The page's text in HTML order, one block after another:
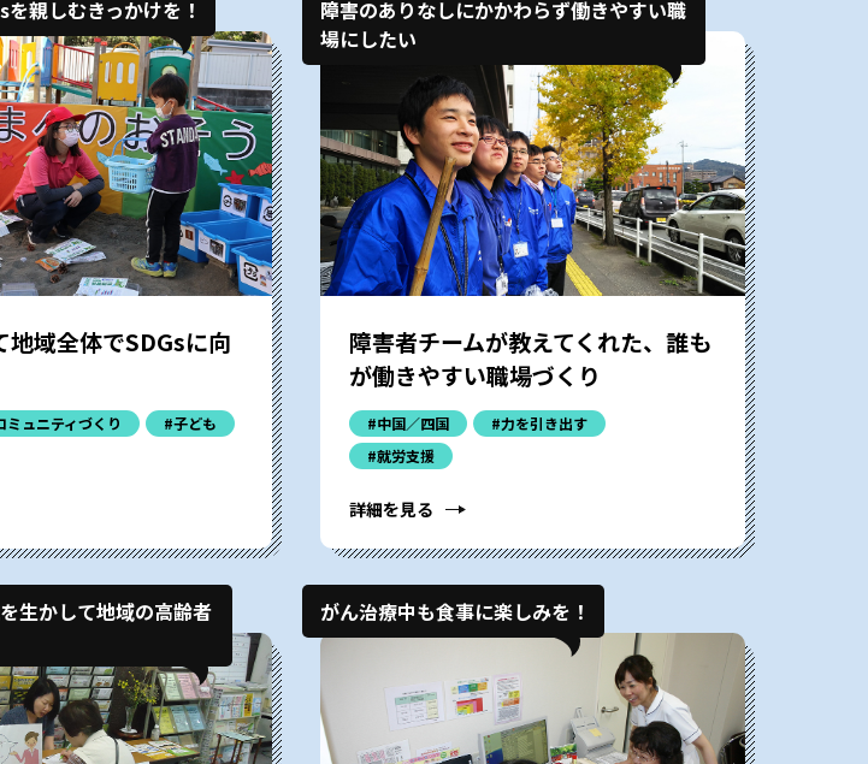
親しむきっかけを！
地域全体でSDGsに向
ミュニティづくり #子ども
障害のありなしにかかわらず働きやすい職
場にしたい
障害者チームが教えてくれた、誰も
が働きやすい職場づくり
#中国／四国
#力を引き出す
#就労支援
詳細を見る
生かして地域の高齢者
がん治療中も食事に楽しみを！